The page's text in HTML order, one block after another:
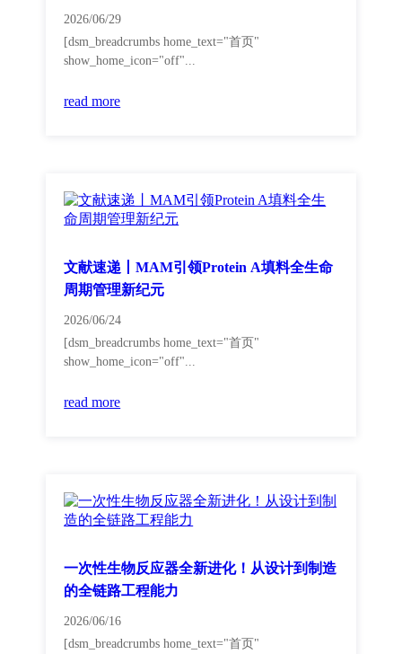
2026/06/29
[dsm_breadcrumbs home_text="首页"
show_home_icon="off"...
read more
文献速递丨MAM引领Protein A填料全生命
周期管理新纪元
2026/06/24
[dsm_breadcrumbs home_text="首页"
show_home_icon="off"...
read more
一次性生物反应器全新进化！从设计到制造
的全链路工程能力
2026/06/16
[dsm_breadcrumbs home_text="首页"